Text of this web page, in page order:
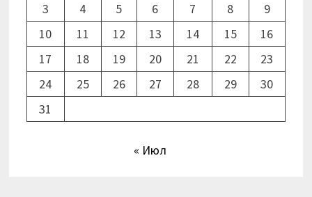
3
4 5 6 7 8
9
10
11 12 13 14 15
16
17
18 19 20 21 22
23
24
25 26 27 28 29
30
31
« Июл